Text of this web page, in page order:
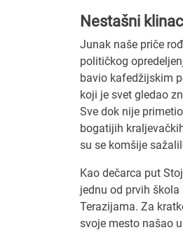
Nestašni
Junak naše priče
političkog
bavio kafedžijskim
koji je svet gledao
Sve dok nije
bogatijih
su se komšije
Kao dečarca put
jednu od prvih škola
Terazijama. Za
svoje mesto našao